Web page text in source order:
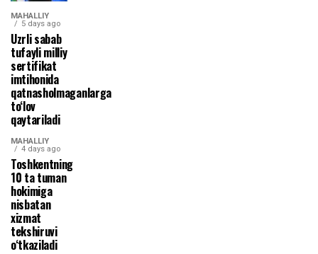
MAHALLIY
5 days ago
Uzrli sabab
tufayli milliy
sertifikat
imtihonida
qatnasholmaganlarga
to‘lov
qaytariladi
MAHALLIY
4 days ago
Toshkentning
10 ta tuman
hokimiga
nisbatan
xizmat
tekshiruvi
o‘tkaziladi